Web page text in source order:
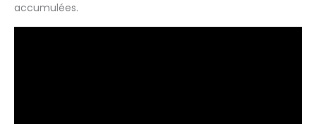
accumulées.